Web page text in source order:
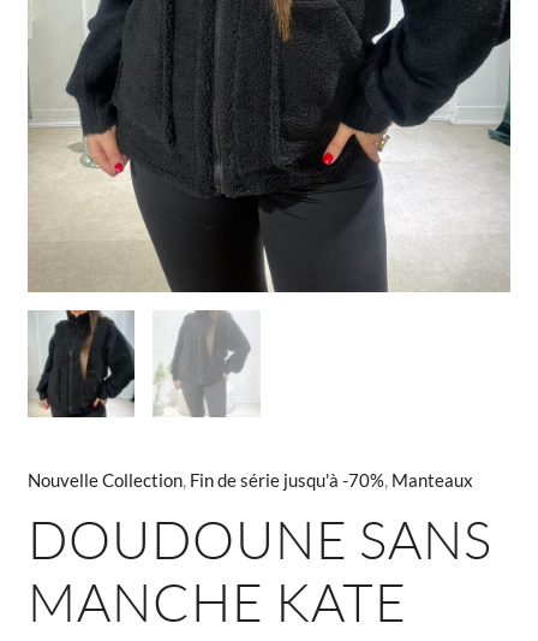
Nouvelle Collection, Fin de série jusqu'à -70%, Manteaux
DOUDOUNE SANS
MANCHE KATE